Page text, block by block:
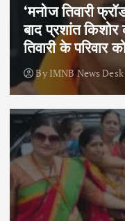
‘मनोज तिवारी
बाद प्रशांत
तिवारी के परिवार
By IMNB News Desk